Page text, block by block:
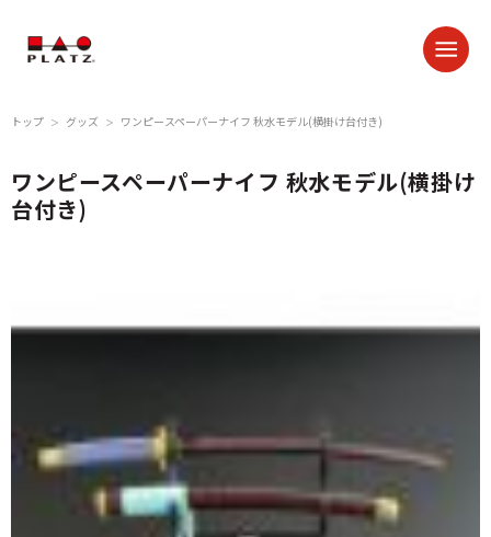
トップ ＞ グッズ ＞ ワンピースペーパーナイフ 秋水モデル(横掛け台付き)
ワンピースペーパーナイフ 秋水モデル(横掛け
台付き)